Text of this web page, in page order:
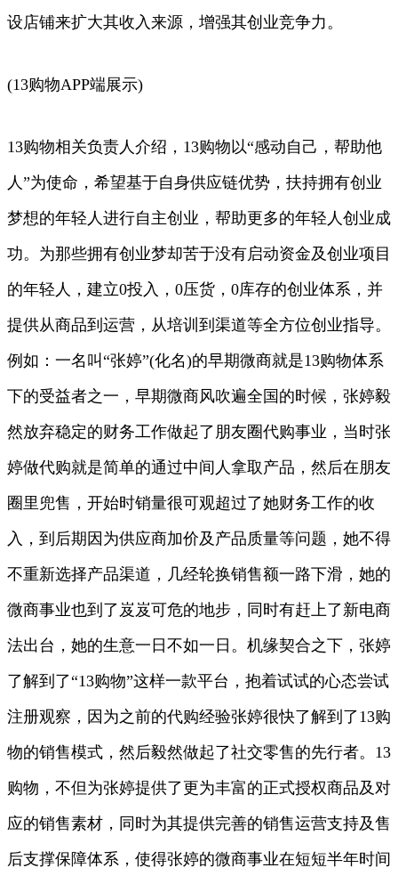
设店铺来扩大其收入来源，增强其创业竞争力。
(13购物APP端展示)
13购物相关负责人介绍，13购物以“感动自己，帮助他
人”为使命，希望基于自身供应链优势，扶持拥有创业
梦想的年轻人进行自主创业，帮助更多的年轻人创业成
功。为那些拥有创业梦却苦于没有启动资金及创业项目
的年轻人，建立0投入，0压货，0库存的创业体系，并
提供从商品到运营，从培训到渠道等全方位创业指导。
例如：一名叫“张婷”(化名)的早期微商就是13购物体系
下的受益者之一，早期微商风吹遍全国的时候，张婷毅
然放弃稳定的财务工作做起了朋友圈代购事业，当时张
婷做代购就是简单的通过中间人拿取产品，然后在朋友
圈里兜售，开始时销量很可观超过了她财务工作的收
入，到后期因为供应商加价及产品质量等问题，她不得
不重新选择产品渠道，几经轮换销售额一路下滑，她的
微商事业也到了岌岌可危的地步，同时有赶上了新电商
法出台，她的生意一日不如一日。机缘契合之下，张婷
了解到了“13购物”这样一款平台，抱着试试的心态尝试
注册观察，因为之前的代购经验张婷很快了解到了13购
物的销售模式，然后毅然做起了社交零售的先行者。13
购物，不但为张婷提供了更为丰富的正式授权商品及对
应的销售素材，同时为其提供完善的销售运营支持及售
后支撑保障体系，使得张婷的微商事业在短短半年时间